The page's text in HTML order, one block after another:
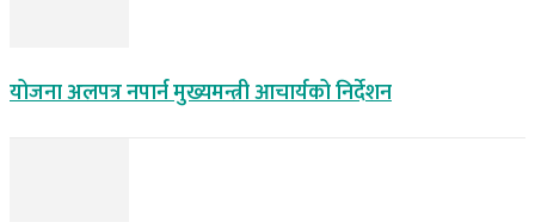
योजना अलपत्र नपार्न मुख्यमन्त्री आचार्यको निर्देशन